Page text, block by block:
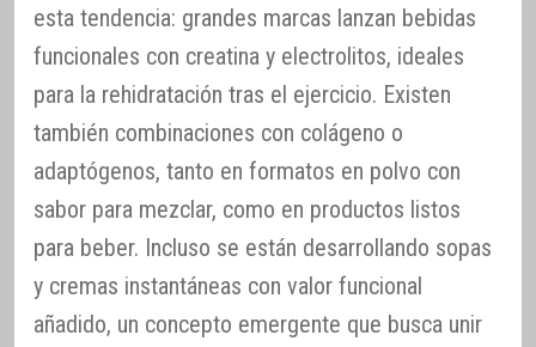
esta tendencia: grandes marcas lanzan bebidas
funcionales con creatina y electrolitos, ideales
para la rehidratación tras el ejercicio. Existen
también combinaciones con colágeno o
adaptógenos, tanto en formatos en polvo con
sabor para mezclar, como en productos listos
para beber. Incluso se están desarrollando sopas
y cremas instantáneas con valor funcional
añadido, un concepto emergente que busca unir